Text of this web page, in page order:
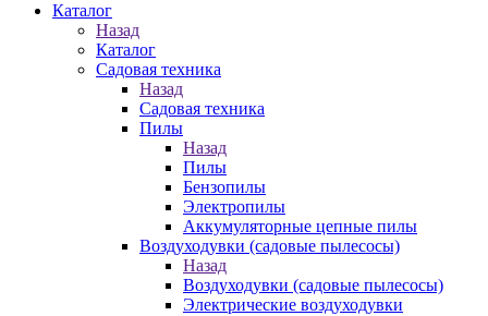
Каталог
Назад
Каталог
Садовая техника
Назад
Садовая техника
Пилы
Назад
Пилы
Бензопилы
Электропилы
Аккумуляторные цепные пилы
Воздуходувки (садовые пылесосы)
Назад
Воздуходувки (садовые пылесосы)
Электрические воздуходувки